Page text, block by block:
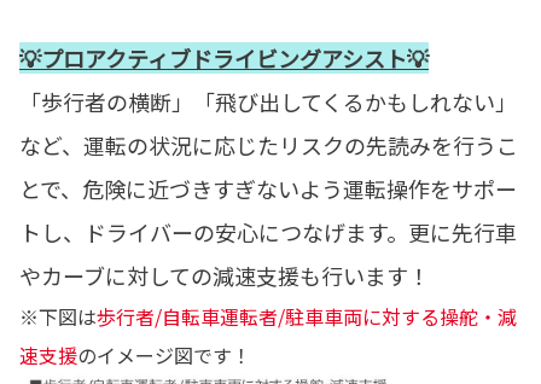
💡プロアクティブドライビングアシスト💡
「歩行者の横断」「飛び出してくるかもしれない」
など、運転の状況に応じたリスクの先読みを行うこ
とで、危険に近づきすぎないよう運転操作をサポー
トし、ドライバーの安心につなげます。更に先行車
やカーブに対しての減速支援も行います！
※下図は歩行者/自転車運転者/駐車車両に対する操舵・減
速支援のイメージ図です！